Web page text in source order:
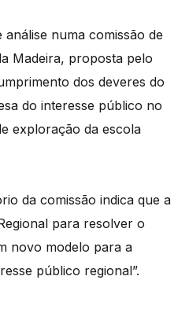
numa comissão de
Madeira, proposta pelo
dos deveres do
do interesse público no
exploração da escola
da comissão indica que a
para resolver o
novo modelo para a
público regional”.